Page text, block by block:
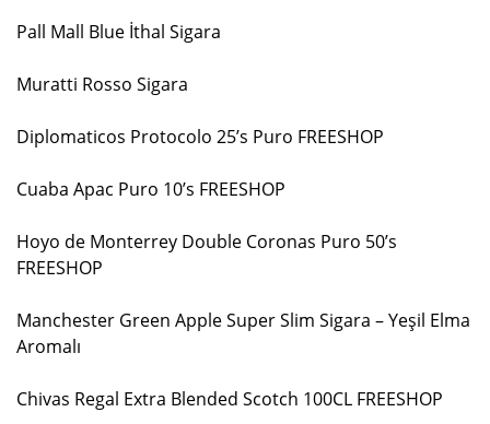
Pall Mall Blue İthal Sigara
Muratti Rosso Sigara
Diplomaticos Protocolo 25’s Puro FREESHOP
Cuaba Apac Puro 10’s FREESHOP
Hoyo de Monterrey Double Coronas Puro 50’s
FREESHOP
Manchester Green Apple Super Slim Sigara – Yeşil Elma
Aromalı
Chivas Regal Extra Blended Scotch 100CL FREESHOP